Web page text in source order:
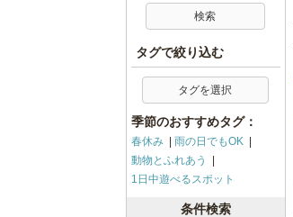
タグで絞り込む
タグを選択
季節のおすすめタグ：
春休み
雨の日でもOK
動物とふれあう
1日中遊べるスポット
条件検索